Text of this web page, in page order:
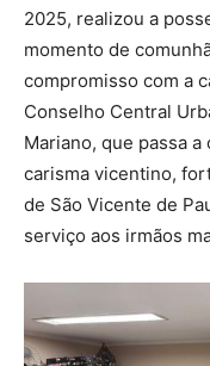
2025, realizou a
momento de
compromisso com a
Conselho Central
Mariano, que passa
carisma vicentino,
de São Vicente de
serviço aos irmãos